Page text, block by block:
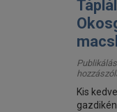
Kis